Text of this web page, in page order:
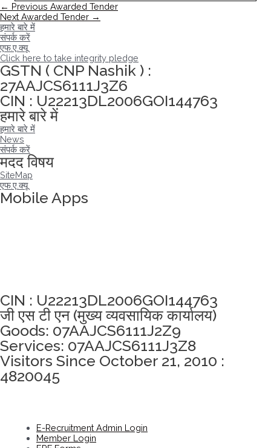
पोस्ट
नेविगेशन
← Previous Awarded Tender
Next Awarded Tender →
हमारे बारे में
संपर्क करें
एफ.ए.क्यू
Click here to take integrity pledge
GSTN ( CNP Nashik ) :
27AAJCS6111J3Z6
CIN : U22213DL2006GOI144763
हमारे बारे में
हमारे बारे में
News
संपर्क करें
मदद विषय
SiteMap
एफ.ए.क्यू
Mobile Apps
CIN : U22213DL2006GOI144763
जी एस टी एन (मुख्य व्यवसायिक कार्यालय)
Goods: 07AAJCS6111J2Z9
Services: 07AAJCS6111J3Z8
Visitors Since October 21, 2010 :
4820045
E-Recruitment Admin Login
Member Login